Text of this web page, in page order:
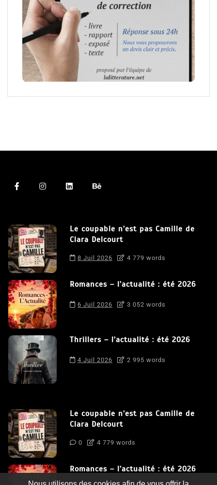
Le coupable n’est pas Camille de
Clara Delcourt
8 Juil 2026 4 779 words
Romances – l’actualité : été 2026
6 Juil 2026 3 052 words
Thrillers – l’actualité : été 2026
4 Juil 2026 2 995 words
Le coupable n’est pas Camille de
Clara Delcourt
0 4 779 words
Romances – l’actualité : été 2026